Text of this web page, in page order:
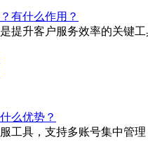
有什么作用？
提升客户服务效率的关键工
么优势？
工具，支持多账号集中管理